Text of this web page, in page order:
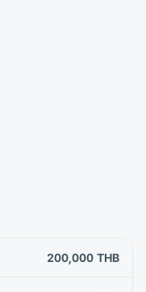
200,000 THB